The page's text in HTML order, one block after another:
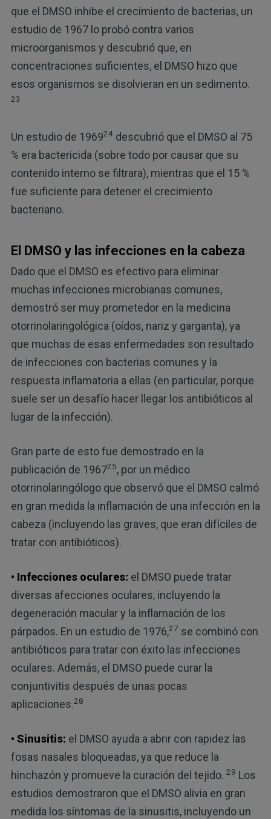
que el DMSO inhibe el crecimiento de bacterias, un
estudio de 1967 lo probó contra varios
microorganismos y descubrió que, en
concentraciones suficientes, el DMSO hizo que
esos organismos se disolvieran en un sedimento.
23
Un estudio de 196924descubrió que el DMSO al 75
% era bactericida (sobre todo por causar que su
contenido interno se filtrara), mientras que el 15 %
fue suficiente para detener el crecimiento
bacteriano.
El DMSO y las infecciones en la cabeza
Dado que el DMSO es efectivo para eliminar
muchas infecciones microbianas comunes,
demostró ser muy prometedor en la medicina
otorrinolaringológica (oídos, nariz y garganta), ya
que muchas de esas enfermedades son resultado
de infecciones con bacterias comunes y la
respuesta inflamatoria a ellas (en particular, porque
suele ser un desafío hacer llegar los antibióticos al
lugar de la infección).
Gran parte de esto fue demostrado en la
publicación de 196725, por un médico
otorrinolaringólogo que observó que el DMSO calmó
en gran medida la inflamación de una infección en la
cabeza (incluyendo las graves, que eran difíciles de
tratar con antibióticos).
• Infecciones oculares: el DMSO puede tratar
diversas afecciones oculares, incluyendo la
degeneración macular y la inflamación de los
párpados. En un estudio de 1976,27 se combinó con
antibióticos para tratar con éxito las infecciones
oculares. Además, el DMSO puede curar la
conjuntivitis después de unas pocas
aplicaciones.28
• Sinusitis: el DMSO ayuda a abrir con rapidez las
fosas nasales bloqueadas, ya que reduce la
hinchazón y promueve la curación del tejido. 29 Los
estudios demostraron que el DMSO alivia en gran
medida los síntomas de la sinusitis, incluyendo un